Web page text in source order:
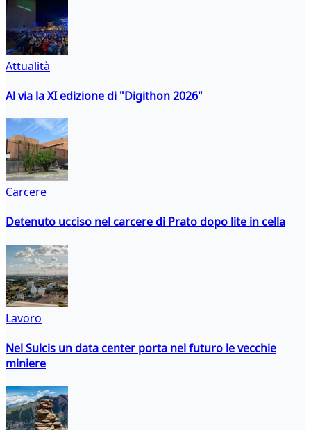
Attualità
Al via la XI edizione di "Digithon 2026"
Carcere
Detenuto ucciso nel carcere di Prato dopo lite in cella
Lavoro
Nel Sulcis un data center porta nel futuro le vecchie
miniere